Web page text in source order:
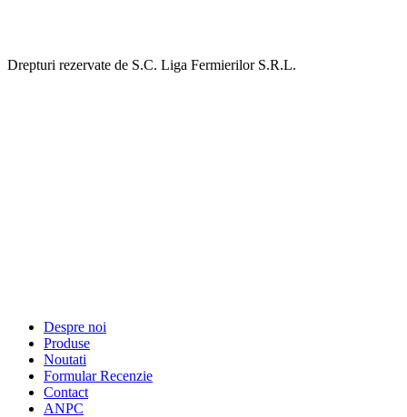
Drepturi rezervate de S.C. Liga Fermierilor S.R.L.
Despre noi
Produse
Noutati
Formular Recenzie
Contact
ANPC